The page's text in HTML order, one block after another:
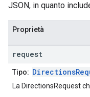
JSON, in quanto
Proprietà
request
Tipo:
La DirectionsRequest